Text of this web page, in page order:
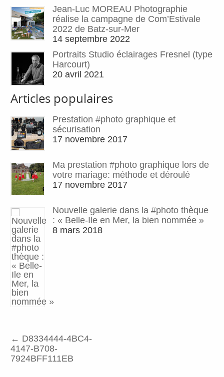
Jean-Luc MOREAU Photographie
réalise la campagne de Com’Estivale
2022 de Batz-sur-Mer
14 septembre 2022
Portraits Studio éclairages Fresnel (type
Harcourt)
20 avril 2021
Articles populaires
Prestation #photo graphique et
sécurisation
17 novembre 2017
Ma prestation #photo graphique lors de
votre mariage: méthode et déroulé
17 novembre 2017
Nouvelle galerie dans la #photo thèque
: « Belle-Ile en Mer, la bien nommée »
8 mars 2018
← D8334444-4BC4-
4147-B708-
7924BFF111EB